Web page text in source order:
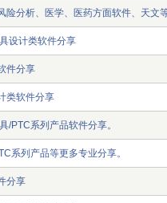
险分析、医学、医药方面软件、天文
设计类软件分享
件分享
类软件分享
/PTC系列产品软件分享。
系列产品等更多专业分享。
分享